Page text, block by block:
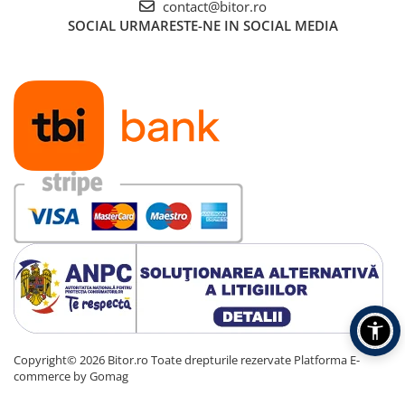
contact@bitor.ro
SOCIAL URMARESTE-NE IN SOCIAL MEDIA
Copyright© 2026 Bitor.ro Toate drepturile rezervate Platforma E-
commerce by Gomag